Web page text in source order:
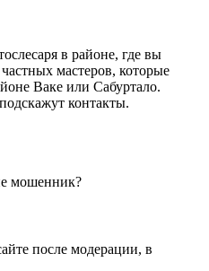
в районе, где вы
мастеров, которые
Ваке или Сабуртало.
контакты.
мошенник?
после модерации, в